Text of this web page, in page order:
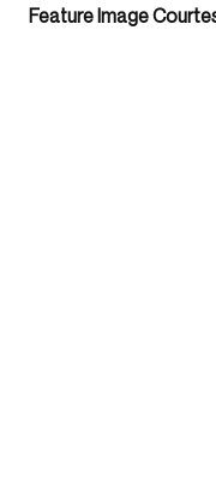
Feature Image